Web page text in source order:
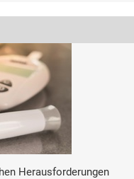
Herausforderungen